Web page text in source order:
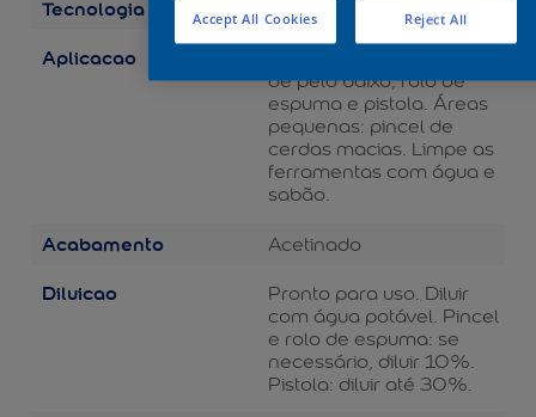
Tecnologia Balance
Aplicacao
de pelo baixo, rolo de
espuma e pistola. Áreas
pequenas: pincel de
cerdas macias. Limpe as
ferramentas com água e
sabão.
Acabamento Acetinado
Diluicao
Pronto para uso. Diluir
com água potável. Pincel
e rolo de espuma: se
necessário, diluir 10%.
Pistola: diluir até 30%.
Reject All
Accept All Cookies